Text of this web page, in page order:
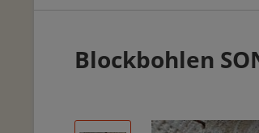
Blockbohlen